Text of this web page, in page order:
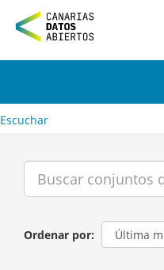
n
tEscuchar
Ordenar por